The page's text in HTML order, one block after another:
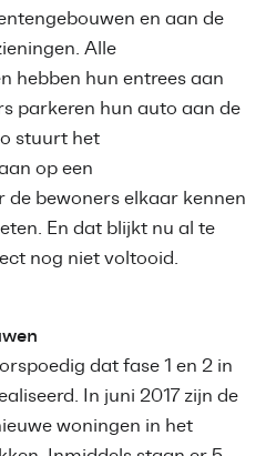
en aan de
Alle
hebben hun entrees aan
parkeren hun auto aan de
stuurt het
op een
bewoners elkaar kennen
En dat blijkt nu al te
nog niet voltooid.
dat fase 1 en 2 in
In juni 2017 zijn de
woningen in het